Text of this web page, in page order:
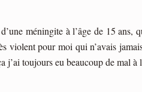
méningite à l’âge de 15
pour moi qui n’avais
toujours eu beaucoup de mal à